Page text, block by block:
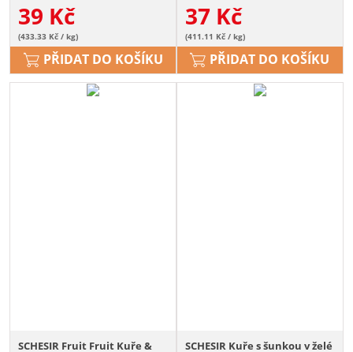
39 Kč
(433.33 Kč / kg)
PŘIDAT DO KOŠÍKU
37 Kč
(411.11 Kč / kg)
PŘIDAT DO KOŠÍKU
SCHESIR Fruit Fruit Kuře &
SCHESIR Kuře s šunkou v želé